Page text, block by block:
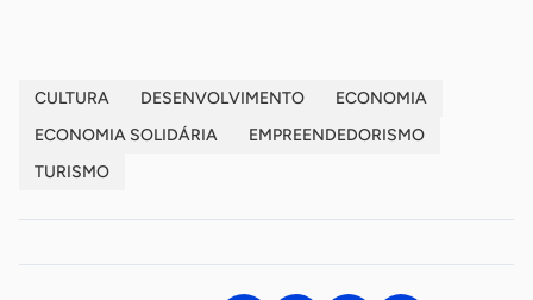
CULTURA DESENVOLVIMENTO
ECONOMIA
ECONOMIA SOLIDÁRIA
EMPREENDEDORISMO
TURISMO